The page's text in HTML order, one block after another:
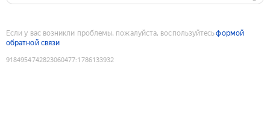
Если у вас возникли проблемы, пожалуйста, воспользуйтесьформой
обратной связи
9184954742823060477:1786133932